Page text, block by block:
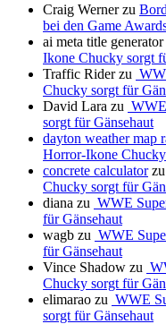
Craig Wernerzu
bei den Game
ai meta title generator
Ikone Chucky sorgt
Traffic Riderzu
Chucky sorgt für
David Lara zu
sorgt für Gänsehaut
dayton weather map
Horror-Ikone
concrete calculatorzu
Chucky sorgt für
diana zu WWE
für Gänsehaut
wagb zu WWE
für Gänsehaut
Vince Shadow zu
Chucky sorgt für
elimarao zu WWE
sorgt für Gänsehaut